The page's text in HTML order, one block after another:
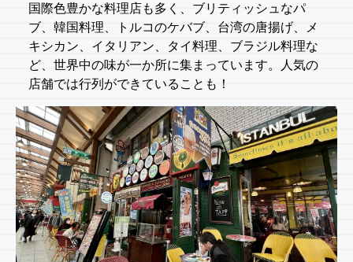
国際色豊かな料理店も多く、ブリティッシュなパ
ブ、韓国料理、トルコのケバブ、台湾の唐揚げ、メ
キシカン、イタリアン、タイ料理、ブラジル料理な
ど、世界中の味が一か所に集まっています。人気の
店舗では行列ができていることも！